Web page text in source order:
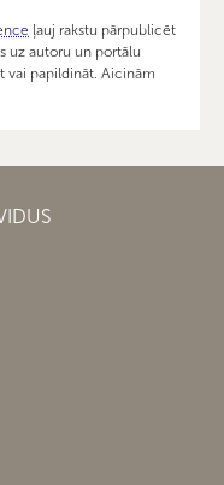
ļauj rakstu pārpublicēt
uz autoru un portālu
vai papildināt. Aicinām